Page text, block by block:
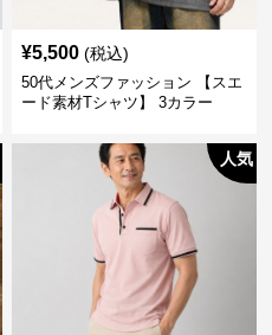
¥5,500 (税込)
50代メンズファッション 【スエ
ード素材Tシャツ】 3カラー
人気